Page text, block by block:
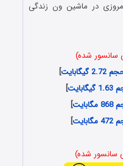
در ماشین ون زندگی
سانسور شده)
]
]
]
]
سانسور شده)